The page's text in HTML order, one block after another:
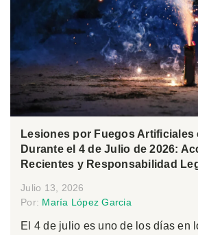
Lesiones por Fuegos Artificiales
Durante el 4 de Julio de 2026:
Recientes y Responsabilidad
Julio 13, 2026
Por: María López Garcia
El 4 de julio es uno de los días en